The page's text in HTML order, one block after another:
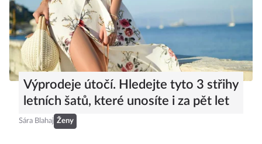
Výprodeje útočí. Hledejte tyto 3 střihy
letních šatů, které unosíte i za pět let